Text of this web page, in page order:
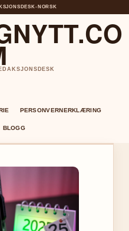
• NORSK
PERSONVERNERKLÆRING
BLOGG